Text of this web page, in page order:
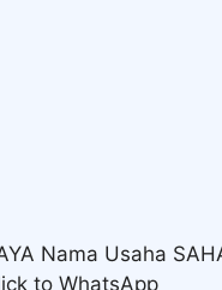
Nama Usaha
to WhatsApp